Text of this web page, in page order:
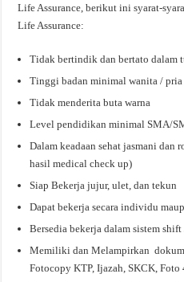
Life Assurance, berikut ini syarat-
Life Assurance:
Tidak bertindik dan bertato dalam
Tinggi badan minimal wanita / pria
Tidak menderita buta warna
Level pendidikan minimal SMA/
Dalam keadaan sehat jasmani
hasil medical check up)
Siap Bekerja jujur, ulet, dan tekun
Dapat bekerja secara individu
Bersedia bekerja dalam sistem
Memiliki dan Melampirkan
Fotocopy KTP, Ijazah, SKCK, Foto